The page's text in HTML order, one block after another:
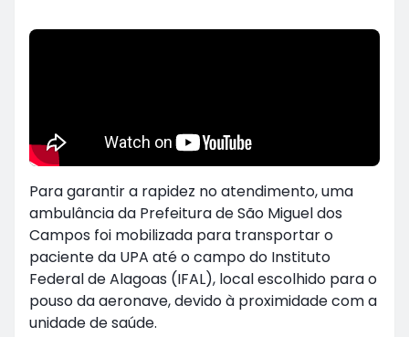
Para garantir a rapidez no atendimento, uma
ambulância da Prefeitura de São Miguel dos
Campos foi mobilizada para transportar o
paciente da UPA até o campo do Instituto
Federal de Alagoas (IFAL), local escolhido para o
pouso da aeronave, devido à proximidade com a
unidade de saúde.